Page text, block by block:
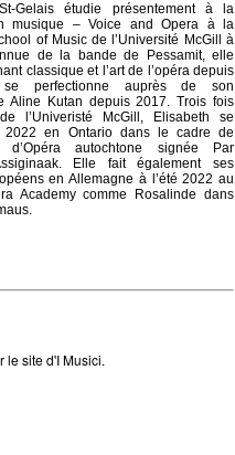
Gelais étudie présentement à la
musique – Voice and Opera à la
of Music de l’Université McGill à
de la bande de Pessamit, elle
classique et l’art de l’opéra depuis
perfectionne auprès de son
Aline Kutan depuis 2017. Trois fois
l’Univeristé McGill, Elisabeth se
2022 en Ontario dans le cadre de
d’Opéra autochtone signée Par
Elle fait également ses
en Allemagne à l’été 2022 au
Academy comme Rosalinde dans
le site d'I Musici.